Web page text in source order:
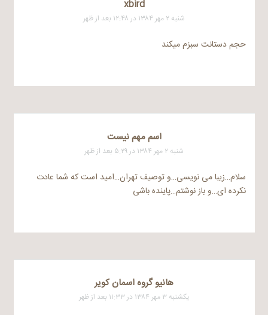
xbird
شنبه ۲ مهر ۱۳۸۴ در ۱۲:۴۸ بعد از ظهر
حجم دستانت سبزم میکند
اسم مهم نيست
شنبه ۲ مهر ۱۳۸۴ در ۵:۲۹ بعد از ظهر
سلام…زیبا می نویسی…و توصیف تهران…امید است که شما عادت
نکرده ای…و باز نوشتم…پاینده باشی
هانیو گروه اسمان کویر
یکشنبه ۳ مهر ۱۳۸۴ در ۱۱:۳۳ بعد از ظهر